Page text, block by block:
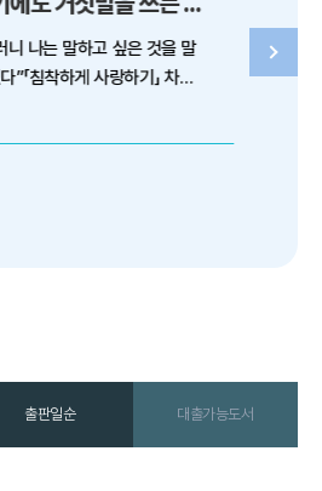
≪척하는 삶≫은 이창래가 1999
년에 발표한 두 번째 장편소설로,
출판일순 대출가능도서